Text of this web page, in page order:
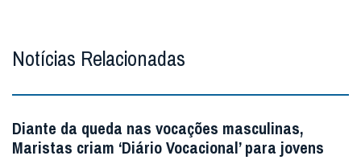
Notícias Relacionadas
Diante da queda nas vocações masculinas,
Maristas criam ‘Diário Vocacional’ para jovens